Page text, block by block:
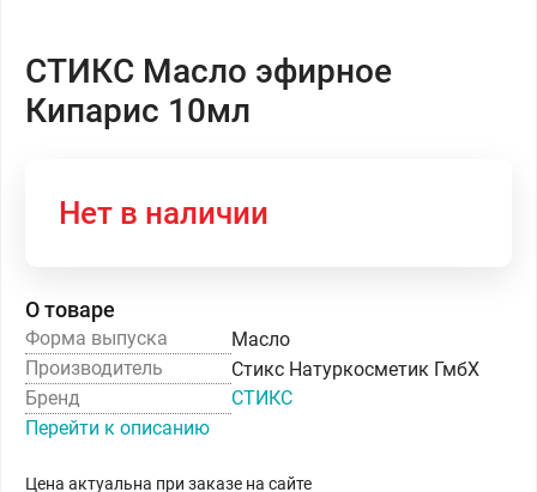
СТИКС Масло эфирное
Кипарис 10мл
Нет в наличии
О товаре
Форма выпуска
Масло
Производитель
Стикс Натуркосметик ГмбХ
Бренд
СТИКС
Перейти к описанию
Цена актуальна при заказе на сайте